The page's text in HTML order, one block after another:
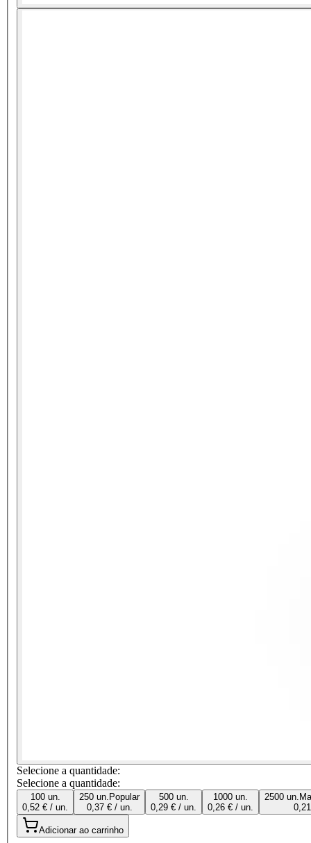
Selecione a quantidade:
Selecione a quantidade:
100 un.
0,52 € / un.
250 un. Popular
0,37 € / un.
500 un.
0,29 € / un.
1000 un.
0,26 € / un.
2500 un.
Adicionar ao carrinho